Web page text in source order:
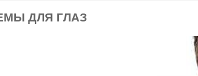
ДЛЯ ГЛАЗ